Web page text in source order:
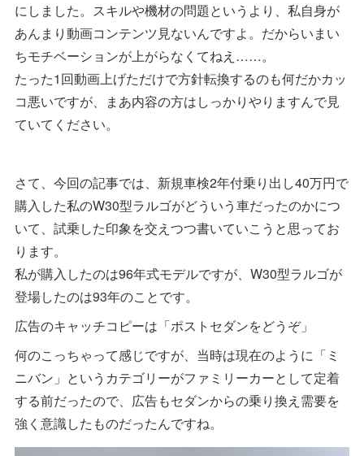
にしました。スキルや機材の問題というより、私自身が
あんまり動画コンテンツ見ないんですよ。だからいまい
ちモチベーションが上がらなくてねえ……。
たった1回動画上げただけで方針転換するのも何だかカッ
コ悪いですが、まあ内容の方はしっかりやりますんで見
ていてください。
さて、今回の記事では、新規車検2年付乗り出し40万円で
購入した私のW30型ラルゴがどういう車だったのかにつ
いて、試乗した印象を交えつつ書いていこうと思ってお
ります。
私が購入したのは96年式モデルですが、W30型ラルゴが
登場したのは93年のことです。
広告のキャッチコピーは「ポストセダンをどうぞ」
何のこっちゃって感じですが、当時は現在のように「ミ
ニバン」というカテゴリーがファミリーカーとして定着
する前だったので、広告もセダンからの乗り換え需要を
強く意識したものだったんですね。